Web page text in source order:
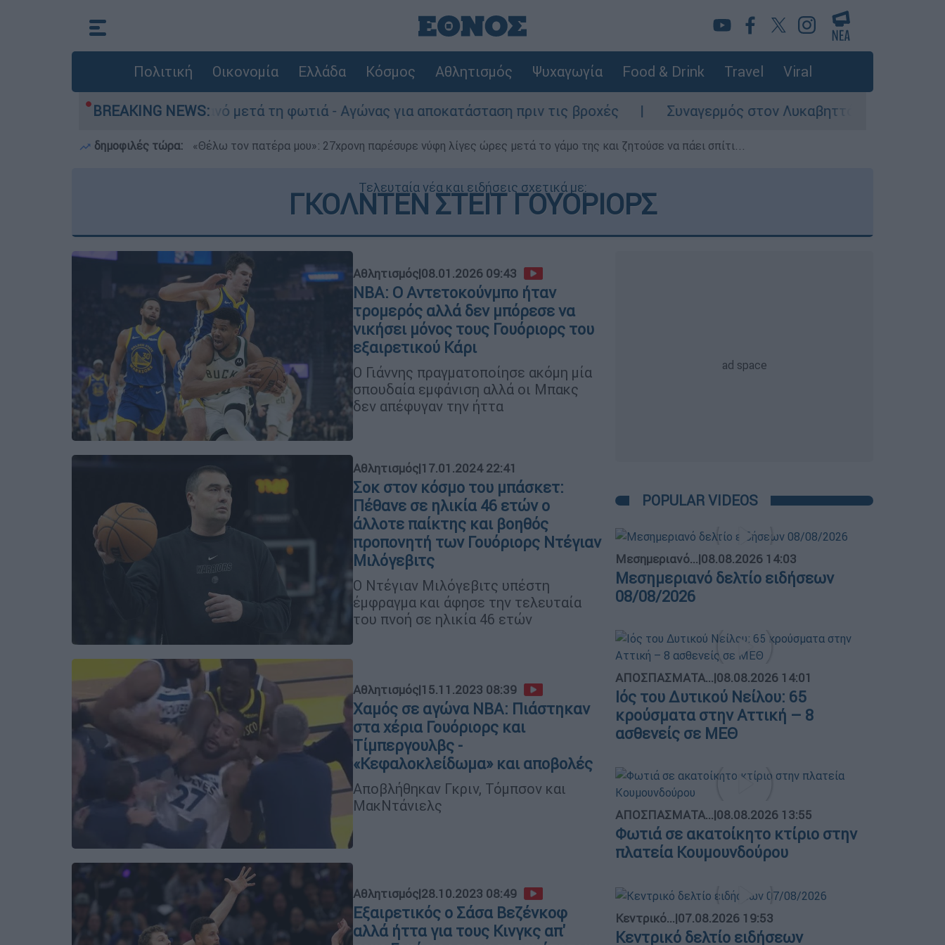
Πολιτική Οικονομία Ελλάδα Κόσμος Αθλητισμός Ψυχαγωγία Food & Drink Travel Viral
BREAKING NEWS:
Πόρτο Γερμανό μετά τη φωτιά - Αγώνας για αποκατάσταση πριν τις βροχές Συναγερμός στον Λυκαβηττό: Σορός σε προχωρημένη
δημοφιλές τώρα: «Θέλω τον πατέρα μου»: 27χρονη παρέσυρε νύφη λίγες ώρες μετά το γάμο της και ζητούσε να πάει σπίτι...
Τελευταία νέα και ειδήσεις σχετικά με:
ΓΚΟΛΝΤΕΝ ΣΤΕΙΤ ΓΟΥΟΡΙΟΡΣ
Αθλητισμός|08.01.2026 09:43
ΝΒΑ: Ο Αντετοκούνμπο ήταν
τρομερός αλλά δεν μπόρεσε να
νικήσει μόνος τους Γουόριορς του
εξαιρετικού Κάρι
Ο Γιάννης πραγματοποίησε ακόμη μία
σπουδαία εμφάνιση αλλά οι Μπακς
δεν απέφυγαν την ήττα
Αθλητισμός|17.01.2024 22:41
Σοκ στον κόσμο του μπάσκετ:
Πέθανε σε ηλικία 46 ετών ο
άλλοτε παίκτης και βοηθός
προπονητή των Γουόριορς Ντέγιαν
Μιλόγεβιτς
Ο Ντέγιαν Μιλόγεβιτς υπέστη
έμφραγμα και άφησε την τελευταία
του πνοή σε ηλικία 46 ετών
Αθλητισμός|15.11.2023 08:39
Χαμός σε αγώνα NBA: Πιάστηκαν
στα χέρια Γουόριορς και
Τίμπεργουλβς -
«Κεφαλοκλείδωμα» και αποβολές
Αποβλήθηκαν Γκριν, Τόμπσον και
ΜακΝτάνιελς
Αθλητισμός|28.10.2023 08:49
Εξαιρετικός ο Σάσα Βεζένκοφ
αλλά ήττα για τους Κινγκς απ'
POPULAR VIDEOS
Μεσημεριανό...|08.08.2026 14:03
Μεσημεριανό δελτίο ειδήσεων
08/08/2026
ΑΠΟΣΠΑΣΜΑΤΑ...|08.08.2026 14:01
Ιός του Δυτικού Νείλου: 65
κρούσματα στην Αττική – 8
ασθενείς σε ΜΕΘ
ΑΠΟΣΠΑΣΜΑΤΑ...|08.08.2026 13:55
Φωτιά σε ακατοίκητο κτίριο στην
πλατεία Κουμουνδούρου
Κεντρικό...|07.08.2026 19:53
Κεντρικό δελτίο ειδήσεων